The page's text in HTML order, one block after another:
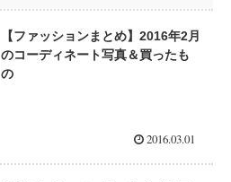
【ファッションまとめ】2016年2月
のコーディネート写真＆買ったも
の
2016.03.01